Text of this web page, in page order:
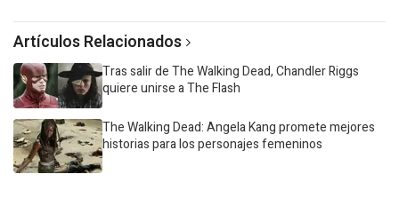
Artículos Relacionados
Tras salir de The Walking Dead, Chandler Riggs
quiere unirse a The Flash
The Walking Dead: Angela Kang promete mejores
historias para los personajes femeninos